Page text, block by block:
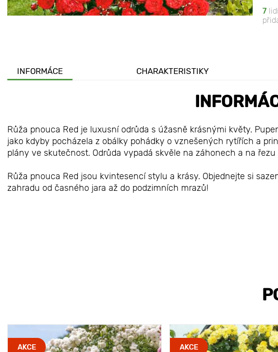
7
INFORMÁCE CHARAKTERISTIKY
Růža pnouca Red je luxusní odrůda s úžasně krásnými květy.
jako kdyby pocházela z obálky pohádky o vznešených rytířích a
plány ve skutečnost. Odrůda vypadá skvěle na záhonech a na
Růža pnouca Red jsou kvintesencí stylu a krásy. Objednejte si
zahradu od časného jara až do podzimních mrazů!
AKCE AKCE